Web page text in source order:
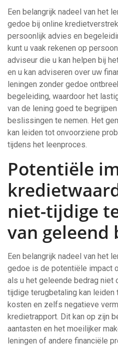
Een belangrijk nadeel van het
gedoe bij online
persoonlijk advies en
kunt u vaak rekenen op
adviseur die u kan helpen bij
en u kan adviseren over uw
leningen zonder gedoe
begeleiding, waardoor het
van de lening goed te
beslissingen te nemen. Het
kan leiden tot onvoorziene
tijdens het leenproces.
Potentiële
niet-tijdige
van geleend
Een belangrijk nadeel van het
gedoe is de potentiële impact
als u het geleende bedrag niet
tijdige terugbetaling kan leiden
kosten en zelfs negatieve
kredietrapport. Dit kan op zijn
aantasten en het moeilijker
leningen of andere financiële